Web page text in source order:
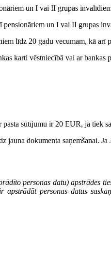
un I vai II grupas
pensionāriem un I vai II grupas
līdz 20 gadu vecumam, kā
karti vēstniecībā vai ar bankas
sūtījumu ir 20 EUR, ja tiek
jauna dokumenta saņemšanai.
personas datu) apstrādes
personas datus